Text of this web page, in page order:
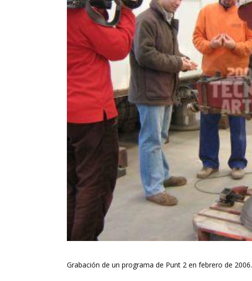
Grabación de un programa de Punt 2 en febrero de 2006.